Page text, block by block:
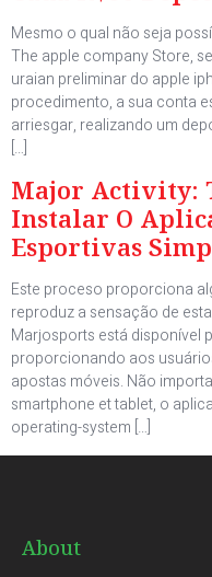
Mesmo o qual não seja
The apple company Store,
uraian preliminar do apple
procedimento, a sua conta
arriesgar, realizando um
[…]
Major Activity:
Instalar O
Esportivas
Este proceso proporciona
reproduz a sensação de
Marjosports está disponível
proporcionando aos
apostas móveis. Não
smartphone et tablet, o
operating-system […]
About